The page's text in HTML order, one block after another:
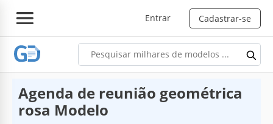
Entrar Cadastrar-se
Agenda de reunião geométrica
rosa Modelo